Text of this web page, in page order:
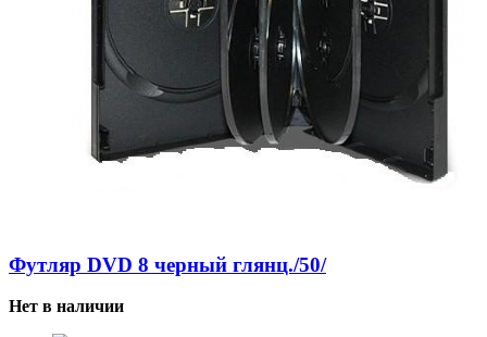
Футляр DVD 8 черный глянц./50/
Нет в наличии